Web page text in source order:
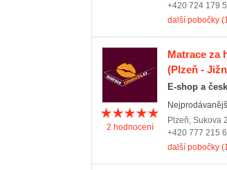
+420 724 179
další pobočky
Matrace za
(Plzeň -
E-shop a
2 hodnocení
Plzeň, Sukova
+420 777 215
další pobočky